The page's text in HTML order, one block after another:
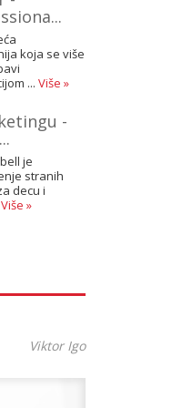
koja se više
... Više »
-
je
stranih
decu i
Više »
Viktor Igo